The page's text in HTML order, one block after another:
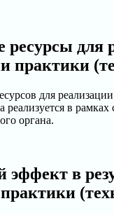
для
практики
для
реализуется в
органа.
в